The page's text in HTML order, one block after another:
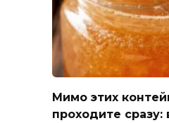
Мимо этих
проходите сразу: